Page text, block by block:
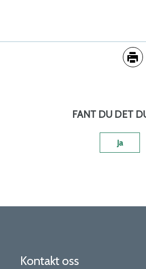
FANT DU DET
Ja
Kontakt oss